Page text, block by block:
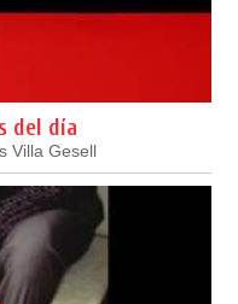
del día
Villa Gesell